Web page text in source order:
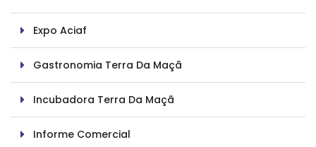
Expo Aciaf
Gastronomia Terra Da Maçã
Incubadora Terra Da Maçã
Informe Comercial